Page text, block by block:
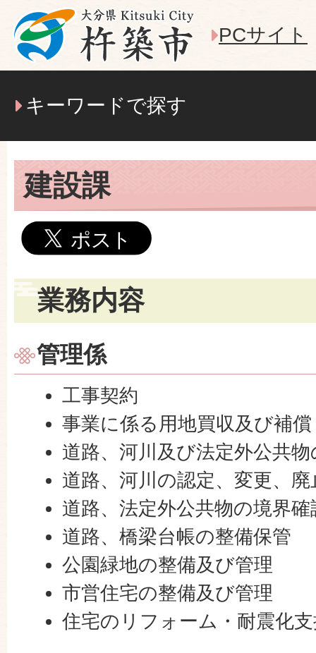
PCサイト
キーワードで探す
建設課
業務内容
管理係
工事契約
事業に係る用地買収及び補償
道路、河川及び法定外公共
道路、河川の認定、変更、廃
道路、法定外公共物の境界確
道路、橋梁台帳の整備保管
公園緑地の整備及び管理
市営住宅の整備及び管理
住宅のリフォーム・耐震化